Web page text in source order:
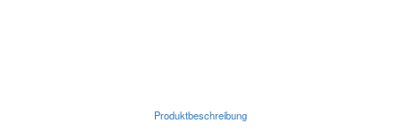
Produktbeschreibung